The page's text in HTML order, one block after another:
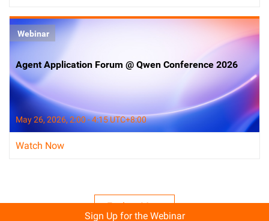
Webinar
Agent Application Forum @ Qwen Conference 2026
May 26, 2026, 2:00 - 4:15 UTC+8:00
Watch Now
Explore More
Sign Up for the Webinar